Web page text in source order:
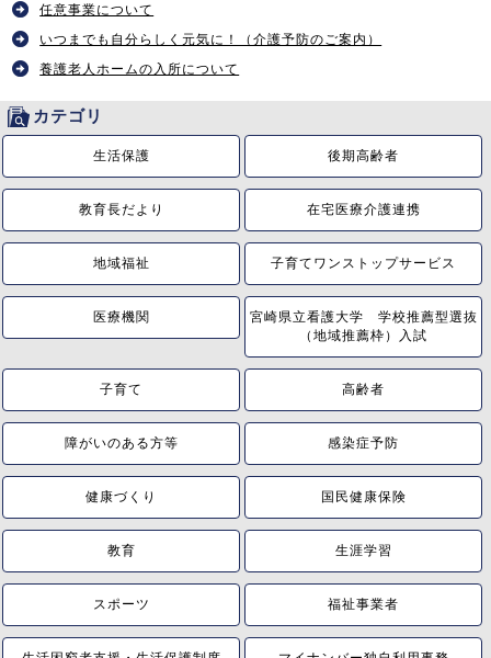
任意事業について
いつまでも自分らしく元気に！（介護予防のご案内）
養護老人ホームの入所について
カテゴリ
生活保護 後期高齢者
教育長だより 在宅医療介護連携
地域福祉 子育てワンストップサービス
医療機関
宮崎県立看護大学 学校推薦型選抜
（地域推薦枠）入試
子育て 高齢者
障がいのある方等 感染症予防
健康づくり 国民健康保険
教育 生涯学習
スポーツ 福祉事業者